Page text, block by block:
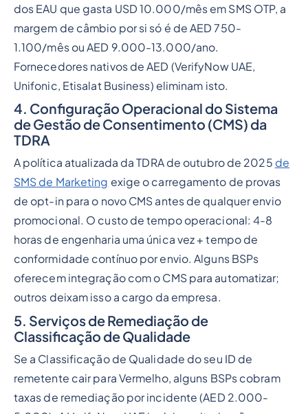
dos EAU que gasta USD 10.000/mês em SMS OTP, a
margem de câmbio por si só é de AED 750-
1.100/mês ou AED 9.000-13.000/ano.
Fornecedores nativos de AED (VerifyNow UAE,
Unifonic, Etisalat Business) eliminam isto.
4. Configuração Operacional do Sistema
de Gestão de Consentimento (CMS) da
TDRA
A política atualizada da TDRA de outubro de 2025 de
SMS de Marketing exige o carregamento de provas
de opt-in para o novo CMS antes de qualquer envio
promocional. O custo de tempo operacional: 4-8
horas de engenharia uma única vez + tempo de
conformidade contínuo por envio. Alguns BSPs
oferecem integração com o CMS para automatizar;
outros deixam isso a cargo da empresa.
5. Serviços de Remediação de
Classificação de Qualidade
Se a Classificação de Qualidade do seu ID de
remetente cair para Vermelho, alguns BSPs cobram
taxas de remediação por incidente (AED 2.000-